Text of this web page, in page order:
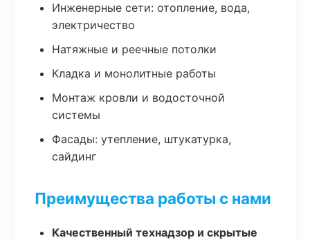
Инженерные сети: отопление, вода,
электричество
Натяжные и реечные потолки
Кладка и монолитные работы
Монтаж кровли и водосточной
системы
Фасады: утепление, штукатурка,
сайдинг
Преимущества работы с нами
Качественный технадзор и скрытые